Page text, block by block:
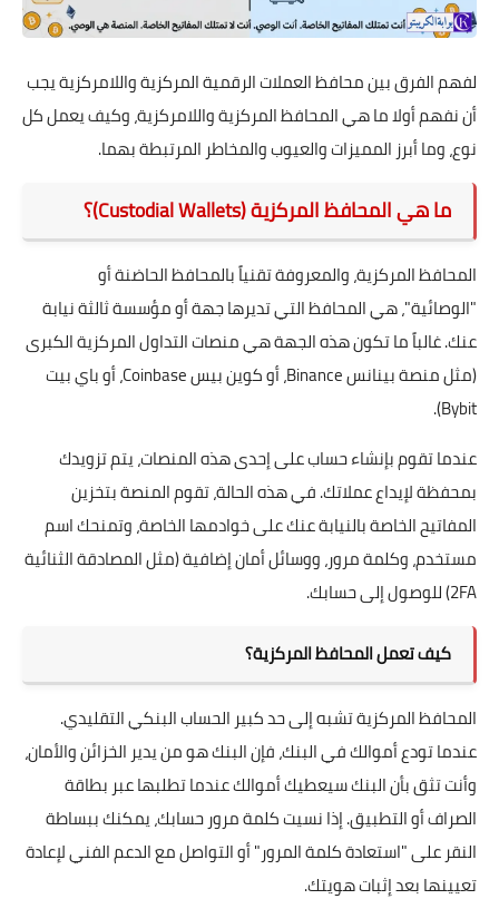
لفهم الفرق بين محافظ العملات الرقمية المركزية واللامركزية يجب
أن نفهم أولا ما هي المحافظ المركزية واللامركزية، وكيف يعمل كل
نوع، وما أبرز المميزات والعيوب والمخاطر المرتبطة بهما.
ما هي المحافظ المركزية (Custodial Wallets)؟
المحافظ المركزية، والمعروفة تقنياً بالمحافظ الحاضنة أو
"الوصائية"، هي المحافظ التي تديرها جهة أو مؤسسة ثالثة نيابة
عنك. غالباً ما تكون هذه الجهة هي منصات التداول المركزية الكبرى
(مثل منصة بينانس Binance، أو كوين بيس Coinbase، أو باي بيت
Bybit).
عندما تقوم بإنشاء حساب على إحدى هذه المنصات، يتم تزويدك
بمحفظة لإيداع عملاتك. في هذه الحالة، تقوم المنصة بتخزين
المفاتيح الخاصة بالنيابة عنك على خوادمها الخاصة، وتمنحك اسم
مستخدم، وكلمة مرور، ووسائل أمان إضافية (مثل المصادقة الثنائية
2FA) للوصول إلى حسابك.
كيف تعمل المحافظ المركزية؟
المحافظ المركزية تشبه إلى حد كبير الحساب البنكي التقليدي.
عندما تودع أموالك في البنك، فإن البنك هو من يدير الخزائن والأمان،
وأنت تثق بأن البنك سيعطيك أموالك عندما تطلبها عبر بطاقة
الصراف أو التطبيق. إذا نسيت كلمة مرور حسابك، يمكنك ببساطة
النقر على "استعادة كلمة المرور" أو التواصل مع الدعم الفني لإعادة
تعيينها بعد إثبات هويتك.